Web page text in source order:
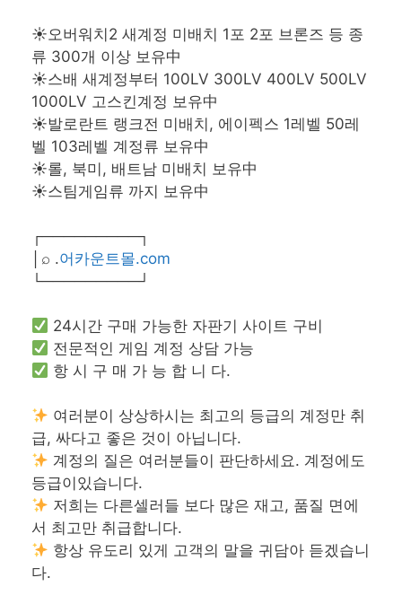
☀오버워치2 새계정 미배치 1포 2포 브론즈 등 종
류 300개 이상 보유中
☀스배 새계정부터 100LV 300LV 400LV 500LV
1000LV 고스킨계정 보유中
☀발로란트 랭크전 미배치, 에이펙스 1레벨 50레
벨 103레벨 계정류 보유中
☀롤, 북미, 배트남 미배치 보유中
☀스팀게임류 까지 보유中
┌─────────┐
│⌕ .어카운트몰.com
└─────────┘
24시간 구매 가능한 자판기 사이트 구비
전문적인 게임 계정 상담 가능
항 시 구 매 가 능 합 니 다.
여러분이 상상하시는 최고의 등급의 계정만 취
급, 싸다고 좋은 것이 아닙니다.
계정의 질은 여러분들이 판단하세요. 계정에도
등급이있습니다.
저희는 다른셀러들 보다 많은 재고, 품질 면에
서 최고만 취급합니다.
항상 유도리 있게 고객의 말을 귀담아 듣겠습니
다.